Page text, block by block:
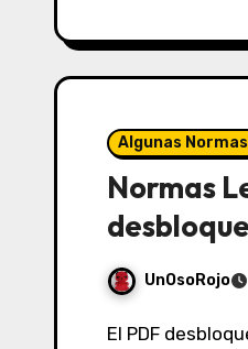
Algunas
Normas
UnOsoRojo
El PDF desbloqueado del boletín de Normas Legales de El Peruano del 08/05/2015 lo